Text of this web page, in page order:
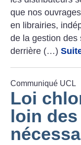
que nos
en librairies,
de la gestion des
derrière (…)
Communiqué UCL
Loi
loin